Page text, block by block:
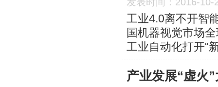
工业4.0离不开智
国机器视觉市场
工业自动化打开“
产业发展“虚火